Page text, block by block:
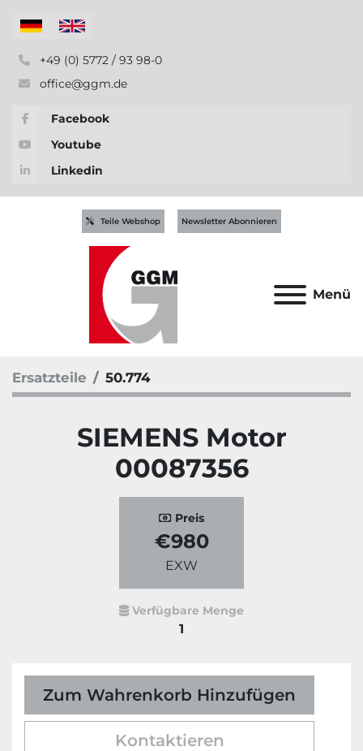
+49 (0) 5772 / 93 98-0
office@ggm.de
Facebook
Youtube
Linkedin
Menü
Teile Webshop Newsletter Abonnieren
Ersatzteile 50.774
SIEMENS Motor
00087356
Preis
€980
EXW
Verfügbare Menge
1
Zum Wahrenkorb Hinzufügen
Kontaktieren